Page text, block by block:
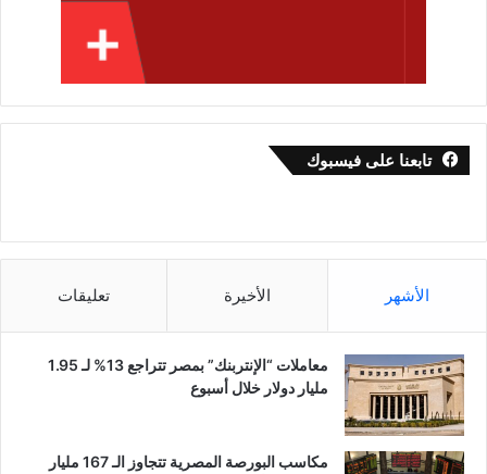
تابعنا على فيسبوك
الأشهر الأخيرة تعليقات
معاملات “الإنتربنك” بمصر تتراجع 13% لـ 1.95
مليار دولار خلال أسبوع
مكاسب البورصة المصرية تتجاوز الـ 167 مليار